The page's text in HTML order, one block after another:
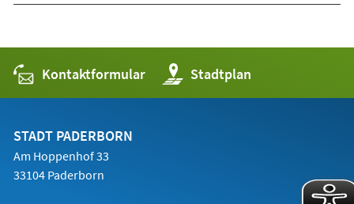
Kontaktformular Stadtplan
(Öffnet
in
einem
STADT PADERBORN
Am Hoppenhof 33
33104 Paderborn